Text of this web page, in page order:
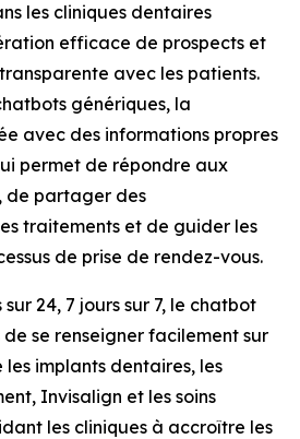
les cliniques dentaires
efficace de prospects et
avec les patients.
génériques, la
avec des informations propres
permet de répondre aux
de partager des
traitements et de guider les
de prise de rendez-vous.
24, 7 jours sur 7, le chatbot
se renseigner facilement sur
les implants dentaires, les
Invisalign et les soins
les cliniques à accroître les